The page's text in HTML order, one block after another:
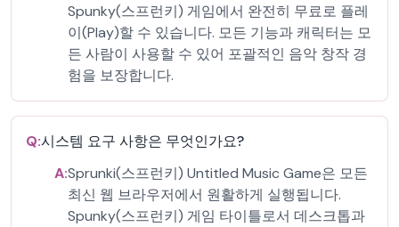
Spunky(스프런키) 게임에서 완전히 무료로 플레
이(Play)할 수 있습니다. 모든 기능과 캐릭터는 모
든 사람이 사용할 수 있어 포괄적인 음악 창작 경
험을 보장합니다.
Q:시스템 요구 사항은 무엇인가요?
A:Sprunki(스프런키) Untitled Music Game은 모든
최신 웹 브라우저에서 원활하게 실행됩니다.
Spunky(스프런키) 게임 타이틀로서 데스크톱과